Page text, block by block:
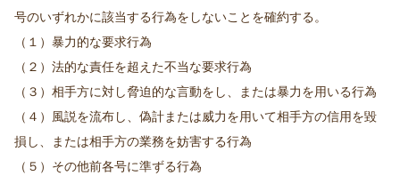
号のいずれかに該当する行為をしないことを確約する。
（１）暴力的な要求行為
（２）法的な責任を超えた不当な要求行為
（３）相手方に対し脅迫的な言動をし、または暴力を用いる行為
（４）風説を流布し、偽計または威力を用いて相手方の信用を毀
損し、または相手方の業務を妨害する行為
（５）その他前各号に準ずる行為